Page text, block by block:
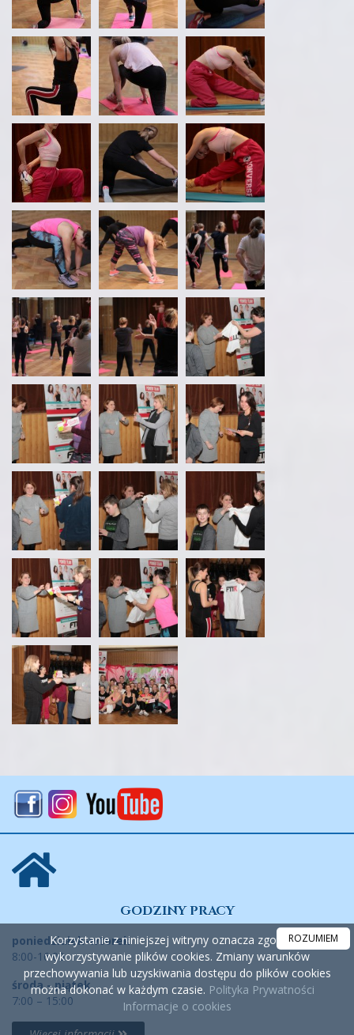
GODZINY PRACY
poniedziałek-wtorek
8:00-16:00
środa - piątek
7:00 – 15:00
Korzystanie z niniejszej witryny oznacza zgodę na
wykorzystywanie plików cookies. Zmiany warunków
przechowywania lub uzyskiwania dostępu do plików cookies
można dokonać w każdym czasie. Polityka Prywatności
Informacje o cookies
ROZUMIEM